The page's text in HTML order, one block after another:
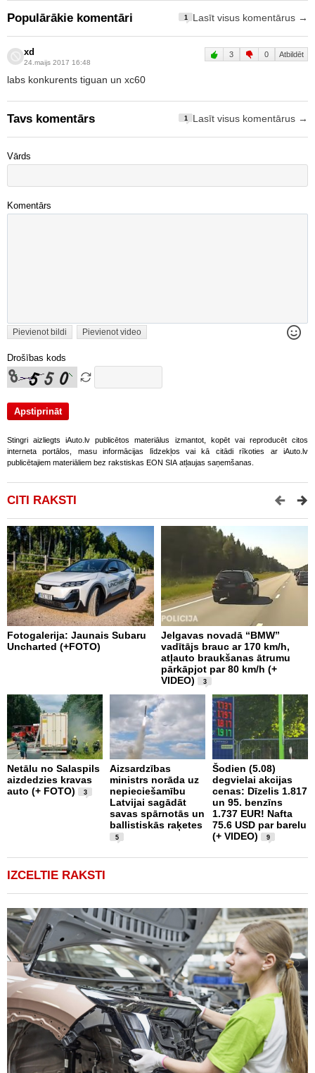
Populārākie komentāri 1 Lasīt visus komentārus →
xd
24.maijs 2017 16:48
3 0 Atbildēt
labs konkurents tiguan un xc60
Tavs komentārs 1 Lasīt visus komentārus →
Vārds
Komentārs
Pievienot bildi Pievienot video
Drošības kods
Stingri aizliegts iAuto.lv publicētos materiālus izmantot, kopēt vai reproducēt citos
interneta portālos, masu informācijas līdzekļos vai kā citādi rīkoties ar iAuto.lv
publicētajiem materiāliem bez rakstiskas EON SIA atļaujas saņemšanas.
CITI RAKSTI
Fotogalerija: Jaunais Subaru
Uncharted (+FOTO)
Jelgavas novadā “BMW”
vadītājs brauc ar 170 km/h,
atļauto braukšanas ātrumu
pārkāpjot par 80 km/h (+
VIDEO)
3
Netālu no Salaspils
aizdedzies kravas
auto (+ FOTO)
3
Aizsardzības
ministrs norāda uz
nepieciešamību
Latvijai sagādāt
savas spārnotās un
ballistiskās raķetes
5
Šodien (5.08)
degvielai akcijas
cenas: Dīzelis 1.817
un 95. benzīns
1.737 EUR! Nafta
75.6 USD par barelu
(+ VIDEO)
9
IZCELTIE RAKSTI